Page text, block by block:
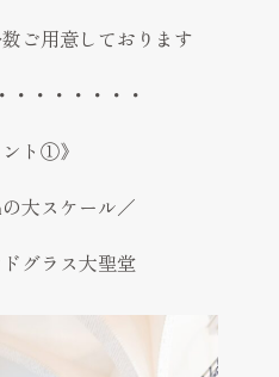
ご用意しております
・・・・・・・
ント①》
大スケール／
グラス大聖堂